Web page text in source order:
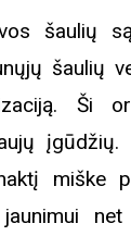
šaulių
šaulių
Ši
įgūdžių.
miške